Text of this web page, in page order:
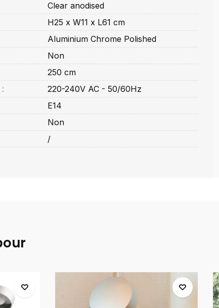
Clear anodised
H25 x W11 x L61 cm
Aluminium Chrome Polished
Non
250 cm
220-240V AC - 50/60Hz
E14
Non
/